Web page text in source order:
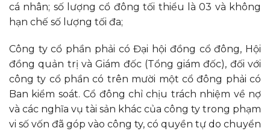
cá nhân; số lượng cổ đông tối thiểu là 03 và không
hạn chế số lượng tối đa;
Công ty cổ phần phải có Đại hội đồng cổ đông, Hội
đồng quản trị và Giám đốc (Tổng giám đốc), đối với
công ty cổ phần có trên mười một cổ đông phải có
Ban kiểm soát. Cổ đông chỉ chịu trách nhiệm về nợ
và các nghĩa vụ tài sản khác của công ty trong phạm
vi số vốn đã góp vào công ty, có quyền tự do chuyển